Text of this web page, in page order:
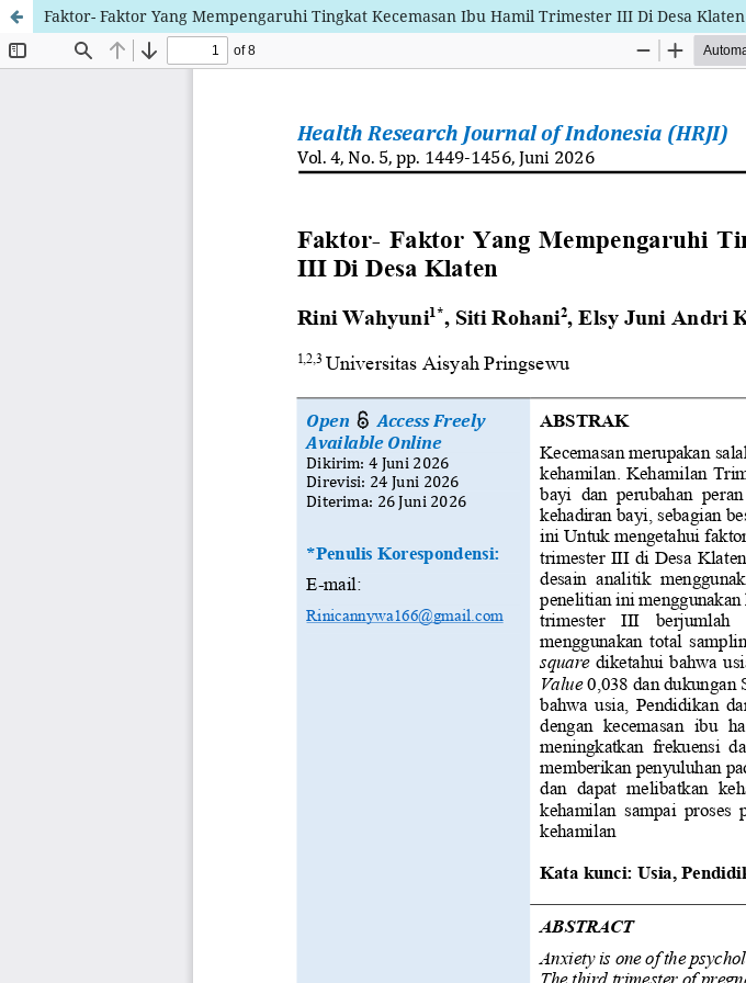
Faktor- Faktor Yang Mempengaruhi Tingkat Kecemasan Ibu Hamil Trimester III Di Desa Klaten